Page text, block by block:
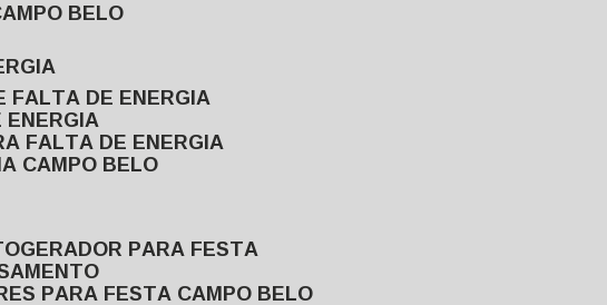
BELO
FALTA DE ENERGIA
ENERGIA
FALTA DE ENERGIA
CAMPO BELO
GERADOR PARA FESTA
PARA FESTA CAMPO BELO